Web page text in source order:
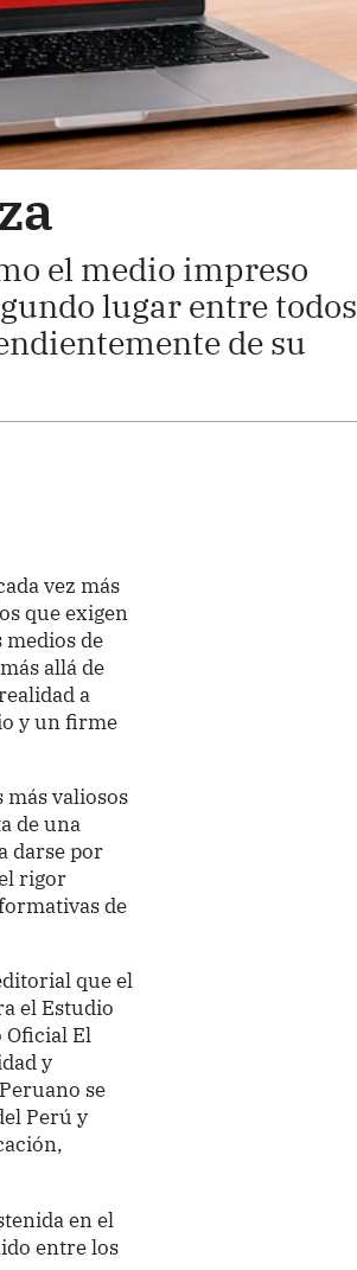
el medio impreso
lugar entre todos
de su
vez más
que exigen
de
allá de
a
y un firme
valiosos
de una
darse por
rigor
de
que el
el Estudio
Oficial El
y
se
Perú y
en el
entre los